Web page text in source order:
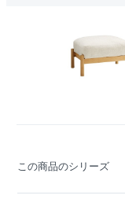
この商品のシリーズ